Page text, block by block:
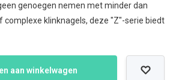
genoegen nemen met minder dan
klinknagels, deze "Z"-serie biedt
aan winkelwagen